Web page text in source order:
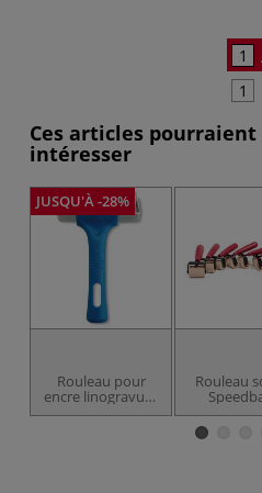
Ces articles
intéresser
JUSQU'À -28%
Rouleau pour
encre linogravure
spéciale tissus
Rouleau